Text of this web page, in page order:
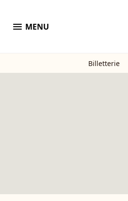
menu MENU
Billetterie